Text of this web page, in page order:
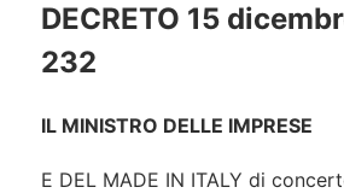
DECRETO 15
232
IL MINISTRO DELLE IMPRESE
E DEL MADE IN ITALY di